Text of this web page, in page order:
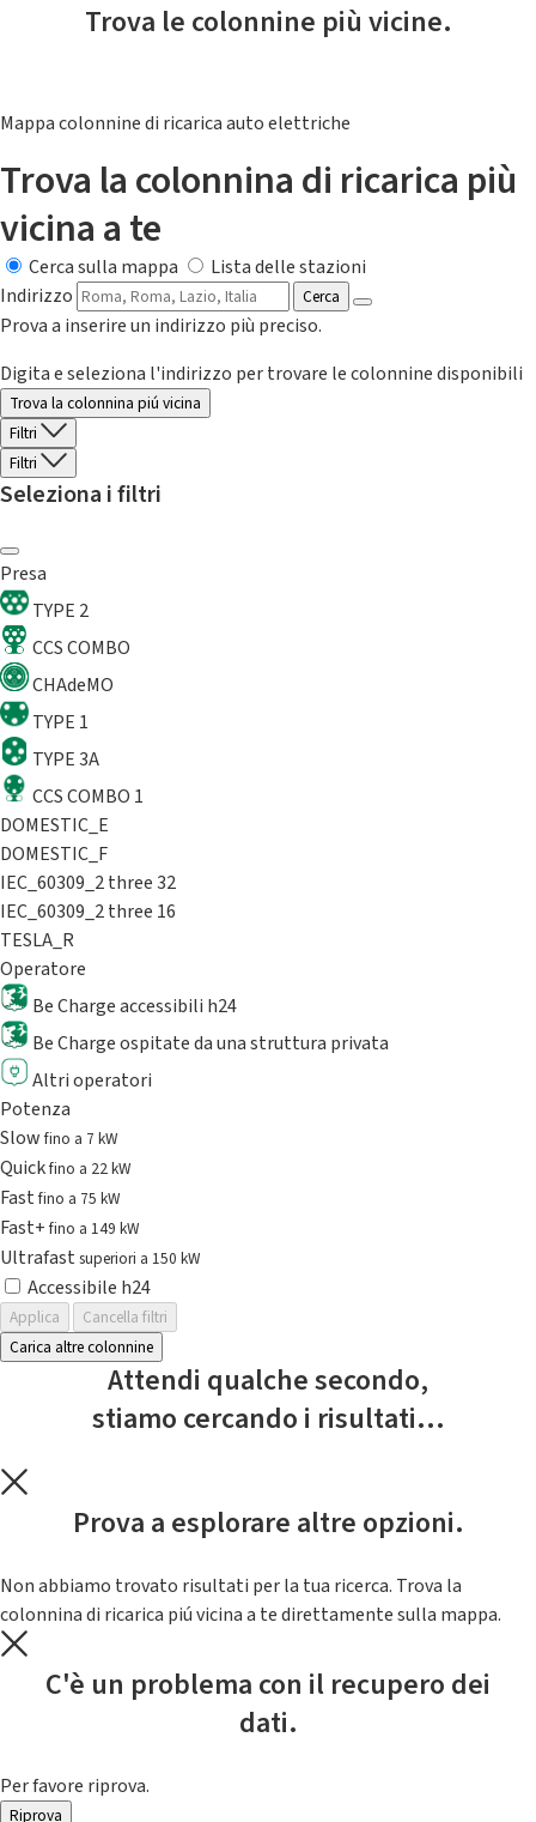
Trova le colonnine più vicine.
Mappa colonnine di ricarica auto elettriche
Trova la colonnina di ricarica più
vicina a te
Cerca sulla mappa
Lista delle stazioni
Indirizzo
Cerca
Prova a inserire un indirizzo più preciso.
Digita e seleziona l'indirizzo per trovare le colonnine disponibili
Trova la colonnina piú vicina
Filtri
Filtri
Seleziona i filtri
Presa
TYPE 2
CCS COMBO
CHAdeMO
TYPE 1
TYPE 3A
CCS COMBO 1
DOMESTIC_E
DOMESTIC_F
IEC_60309_2 three 32
IEC_60309_2 three 16
TESLA_R
Operatore
Be Charge accessibili h24
Be Charge ospitate da una struttura privata
Altri operatori
Potenza
Slowfino a 7 kW
Quickfino a 22 kW
Fastfino a 75 kW
Fast+fino a 149 kW
Ultrafast superiori a 150 kW
Accessibile h24
Applica
Cancella filtri
Carica altre colonnine
Attendi qualche secondo,
stiamo cercando i risultati...
Prova a esplorare altre opzioni.
Non abbiamo trovato risultati per la tua ricerca. Trova la
colonnina di ricarica piú vicina a te direttamente sulla mappa.
C'è un problema con il recupero dei
dati.
Per favore riprova.
Riprova